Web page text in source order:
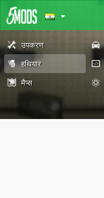
उपकरण
हथियार
मैप्स